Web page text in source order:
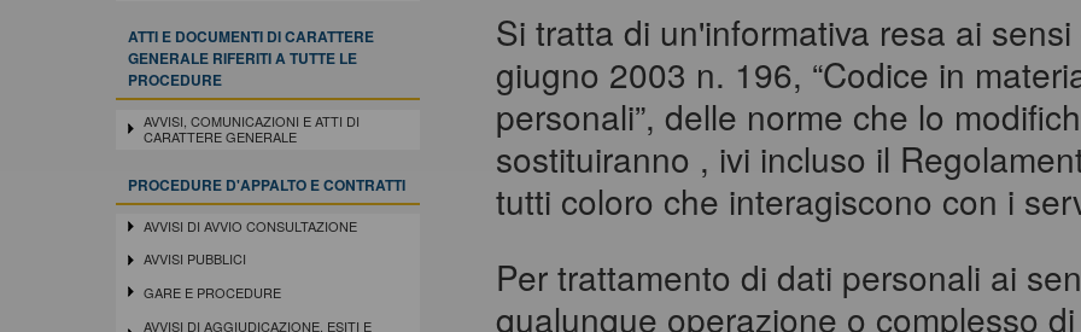
ATTI E DOCUMENTI DI CARATTERE
GENERALE RIFERITI A TUTTE LE
PROCEDURE
AVVISI, COMUNICAZIONI E ATTI DI
CARATTERE GENERALE
PROCEDURE D'APPALTO E CONTRATTI
AVVISI DI AVVIO CONSULTAZIONE
AVVISI PUBBLICI
GARE E PROCEDURE
AVVISI DI AGGIUDICAZIONE, ESITI E
Si tratta di un'informativa resa ai
giugno 2003 n. 196, “Codice in
personali”, delle norme che lo
sostituiranno , ivi incluso il
tutti coloro che interagiscono con i
Per trattamento di dati personali ai
qualunque operazione o complesso